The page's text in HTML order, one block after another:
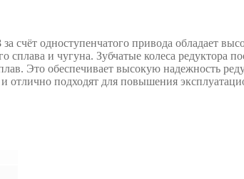
за счёт одноступенчатого привода обладает
и чугуна. Зубчатые колеса редуктора
Это обеспечивает высокую надежность
подходят для повышения